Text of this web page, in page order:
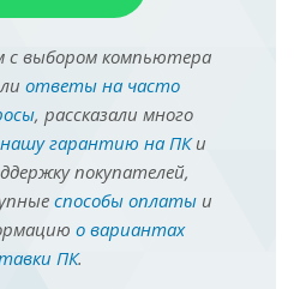
с выбором компьютера
ответы на часто
, рассказали много
гарантию на ПКи
покупателей,
способы оплатыи
о вариантах
ПК.